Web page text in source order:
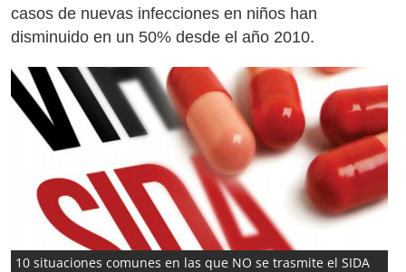
casos de nuevas infecciones en niños han
disminuido en un 50% desde el año 2010.
10 situaciones comunes en las que NO se trasmite el SIDA